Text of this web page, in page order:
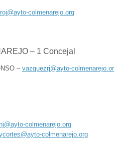
colmenarejo.org
– 1 Concejal
–vazquezrj@ayto-
colmenarejo.org
colmenarejo.org